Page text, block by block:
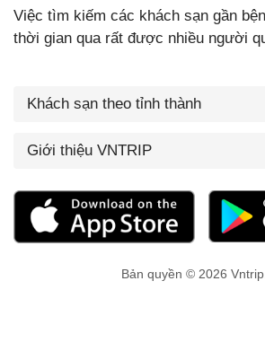
Việc tìm kiếm các khách sạn gần
thời gian qua rất được nhiều người
Khách sạn theo tỉnh thành
Giới thiệu VNTRIP
Bản quyền © 2026